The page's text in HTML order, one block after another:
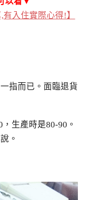
入住實際心得!】
指而已。面臨退貨
生產時是80-90。
。